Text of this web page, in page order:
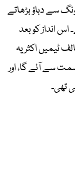
سے دباؤ بڑھاتے
اس انداز کو بعد
ٹیمیں اکثر یہ
سے آئے گا، اور
تھی۔